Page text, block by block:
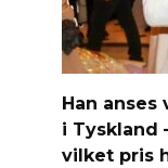
Han anses
i Tyskland
vilket pris